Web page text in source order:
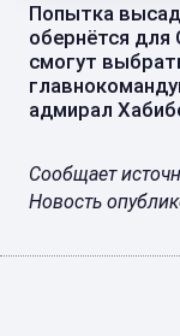
Попытка
обернётся
смогут
адмирал
Сообщает
Новость